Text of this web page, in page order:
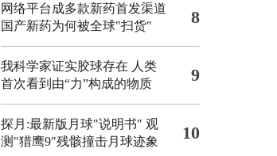
网络平台成多款新药首发渠道
国产新药为何被全球"扫货"
8
我科学家证实胶球存在 人类
首次看到由“力”构成的物质
9
探月:最新版月球"说明书" 观
测"猎鹰9"残骸撞击月球迹象
10